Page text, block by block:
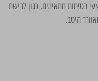
בטיחות מתאימים, כגון לבישת
היטב.